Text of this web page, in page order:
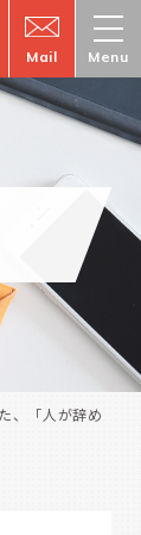
Mail Menu
、「人が辞め